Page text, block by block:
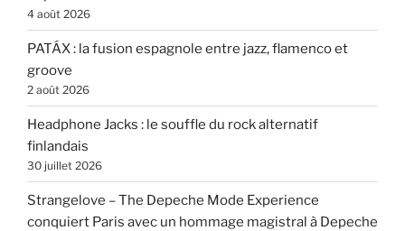
4 août 2026
PATÁX : la fusion espagnole entre jazz, flamenco et
groove
2 août 2026
Headphone Jacks : le souffle du rock alternatif
finlandais
30 juillet 2026
Strangelove – The Depeche Mode Experience
conquiert Paris avec un hommage magistral à Depeche